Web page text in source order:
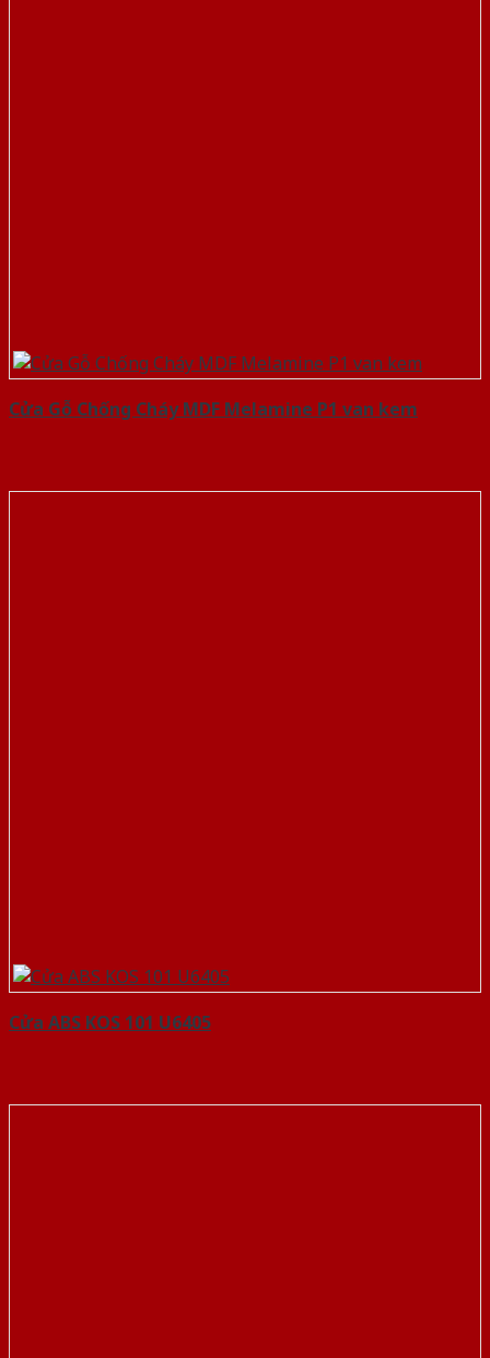
Cửa Gỗ Chống Cháy MDF Melamine P1 van kem
Cửa ABS KOS 101 U6405